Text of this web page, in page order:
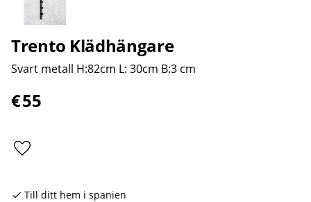
Trento Klädhängare
Svart metall H:82cm L: 30cm B:3 cm
€55
Lägg till i favoriter
Till ditt hem i spanien